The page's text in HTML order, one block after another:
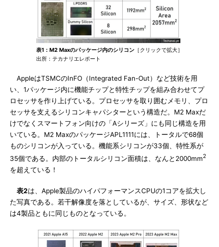
表1：M2 Maxのパッケージ内のシリコン ［クリックで拡大］
出所：テカナリエレポート
AppleはTSMCのInFO（Integrated Fan-Out）など技術を用
い、1パッケージ内に機能チップと特性チップを組み合わせてプ
ロセッサを作り上げている。プロセッサを取り囲むメモリ、プロ
セッサを支えるシリコンキャパシターという構造だ。M2 Maxだ
けでなくスマートフォン向けの「Aシリーズ」にも同じ構造を用
いている。M2 MaxのパッケージAPL1111には、トータルで68個
ものシリコンが入っている。機能系シリコンが33個、特性系が
35個である。内部のトータルシリコン面積は、なんと2000mm2
を超えている！
表2は、Apple製品のハイパフォーマンスCPUの1コアを拡大し
た写真である。若干解像度を落としているが、サイズ、形状など
は4製品ともに同じものとなっている。